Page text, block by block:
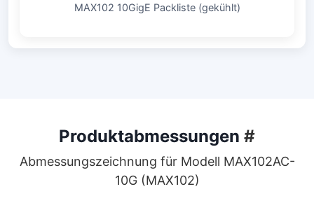
MAX102 10GigE Packliste (gekühlt)
Produktabmessungen #
Abmessungszeichnung für Modell MAX102AC-
10G (MAX102)